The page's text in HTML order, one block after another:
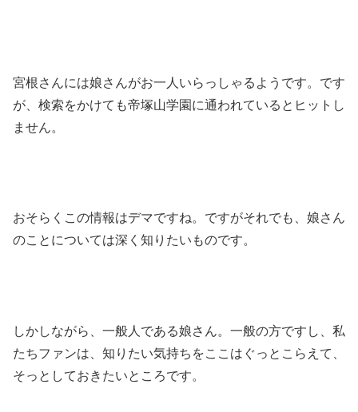
宮根さんには娘さんがお一人いらっしゃるようです。です
が、検索をかけても帝塚山学園に通われているとヒットし
ません。
おそらくこの情報はデマですね。 ですがそれでも、娘さん
のことについては深く知りたいものです。
しかしながら、一般人である娘さん。一般の方ですし、私
たちファンは、知りたい気持ちをここはぐっとこらえて、
そっとしておきたいところです。